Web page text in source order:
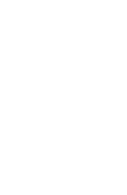
mit ausländischer